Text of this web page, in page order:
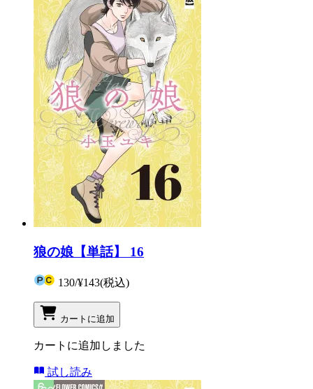
狼の娘【単話】 16
130/¥143(税込)
カートに追加
カートに追加しました
試し読み